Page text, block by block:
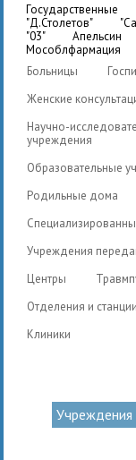
государственные
"Д.Столетов"
"03"
Апельсин
Мособлфармация
Больницы
Женские
Научно-исследовательские и научно-практические
учреждения
Образовательные
Родильные дома
Учреждения
Центры
Отделения и
Клиники
Учреждения